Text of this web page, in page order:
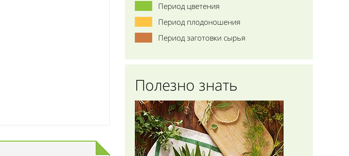
Период цветения
Период плодоношения
Период заготовки сырья
Полезно знать